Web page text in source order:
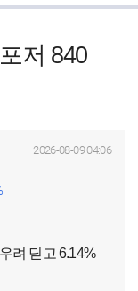
저 840
2026-08-09 04:06
려 딛고 6.14%